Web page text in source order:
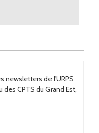
newsletters de l'URPS
CPTS du Grand Est,